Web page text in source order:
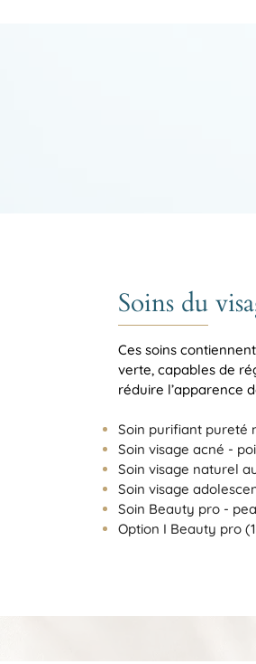
Soins du
Ces soins
verte, capables de
réduire l’apparence
Soin purifiant pureté
Soin visage acné -
Soin visage naturel
Soin visage
​Soin Beauty pro -
Option I Beauty pro